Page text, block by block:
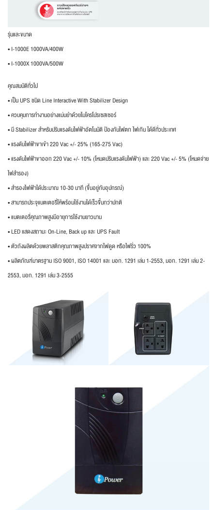
รุ่นและขนาด
• I-1000E 1000VA/400W
• I-1000X 1000VA/500W
คุณสมบัติทั่วไป
• เป็น UPS ชนิด Line Interactive With Stabilizer Design
• ควบคุมการทำงานอย่างแม่นยำด้วยไมโครโปรเซสเซอร์
• มี Stabilizer สำหรับปรับแรงดันไฟฟ้าอัตโนมัติ ป้องกันไฟตก ไฟเกิน ได้ดีทั่วประเทศ
• แรงดันไฟฟ้าขาเข้า 220 Vac +/- 25% (165-275 Vac)
• แรงดันไฟฟ้าขาออก 220 Vac +/- 10% (โหมดปรับแรงดันไฟฟ้า) และ 220 Vac +/- 5% (โหมดจ่าย
ไฟสำรอง)
• สำรองไฟฟ้าได้ประมาณ 10-30 นาที (ขึ้นอยู่กับอุปกรณ์)
• สามารถประจุแบตเตอรี่ให้พร้อมใช้งานได้เร็วขึ้นกว่าปกติ
• แบตเตอรี่คุณภาพสูงมีอายุการใช้งานยาวนาน
• LED แสดงสถานะ On-Line, Back up และ UPS Fault
• ตัวถังผลิตด้วยพลาสติกคุณภาพสูงปราศจากไฟดูด หรือไฟรั่ว 100%
• ผลิตภัณฑ์มาตรฐาน ISO 9001, ISO 14001 และ มอก. 1291 เล่ม 1-2553, มอก. 1291 เล่ม 2-
2553, มอก. 1291 เล่ม 3-2555